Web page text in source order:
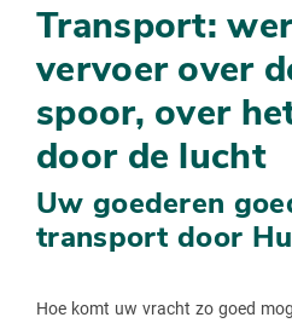
Transport:
vervoer over
spoor, over
door de lucht
Uw goederen
transport door
Hoe komt uw vracht zo goed